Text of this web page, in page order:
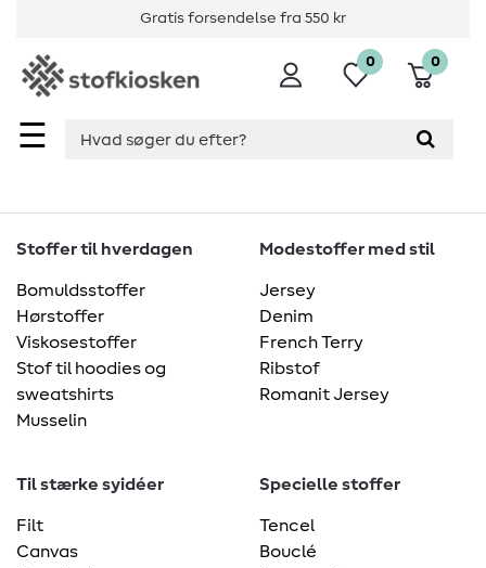
Gratis forsendelse fra 550 kr
☰
0 0
Stoffer til hverdagen
Bomuldsstoffer
Hørstoffer
Viskosestoffer
Stof til hoodies og
sweatshirts
Musselin
Modestoffer med stil
Jersey
Denim
French Terry
Ribstof
Romanit Jersey
Til stærke syidéer
Filt
Canvas
Specielle stoffer
Tencel
Bouclé